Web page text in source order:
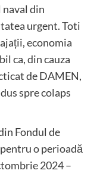
din
urgent. Toti
economia
ca, din cauza
de DAMEN,
spre colaps
Fondul de
o perioadă
2024 –